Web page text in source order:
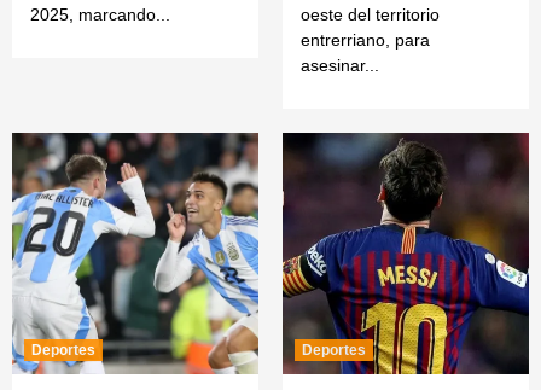
2025, marcando...
oeste del territorio
entrerriano, para
asesinar...
Deportes Deportes